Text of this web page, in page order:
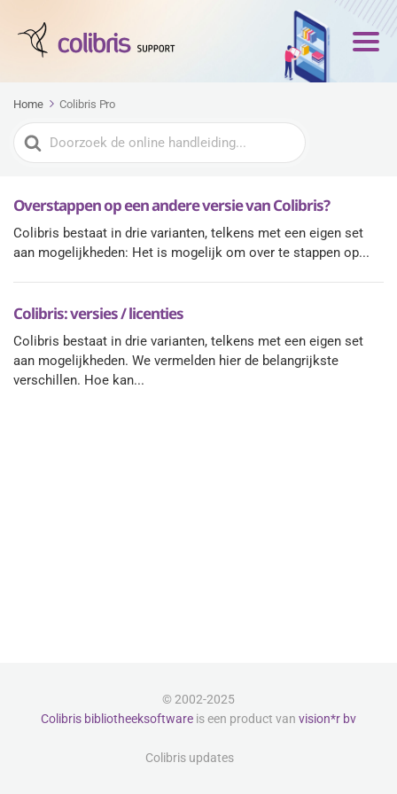
Home Colibris Pro
Zoeken
naar
Overstappen op een andere versie van Colibris?
Colibris bestaat in drie varianten, telkens met een eigen set
aan mogelijkheden: Het is mogelijk om over te stappen op...
Colibris: versies / licenties
Colibris bestaat in drie varianten, telkens met een eigen set
aan mogelijkheden. We vermelden hier de belangrijkste
verschillen. Hoe kan...
© 2002-2025
Colibris bibliotheeksoftware is een product van vision*r bv
Colibris updates